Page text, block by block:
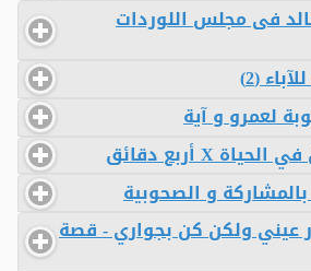
فى مجلس اللوردات
عيني ولكن كن بجواري - قصة